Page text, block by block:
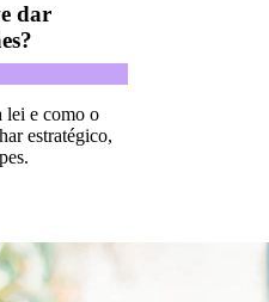
dar
lei e como o
estratégico,